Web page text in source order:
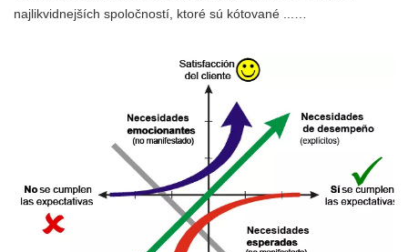
najlikvidnejších spoločností, ktoré sú kótované ...…